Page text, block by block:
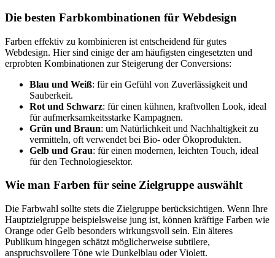
Die besten Farbkombinationen für Webdesign
Farben effektiv zu kombinieren ist entscheidend für gutes
Webdesign. Hier sind einige der am häufigsten eingesetzten und
erprobten Kombinationen zur Steigerung der Conversions:
Blau und Weiß: für ein Gefühl von Zuverlässigkeit und
Sauberkeit.
Rot und Schwarz: für einen kühnen, kraftvollen Look, ideal
für aufmerksamkeitsstarke Kampagnen.
Grün und Braun: um Natürlichkeit und Nachhaltigkeit zu
vermitteln, oft verwendet bei Bio- oder Ökoprodukten.
Gelb und Grau: für einen modernen, leichten Touch, ideal
für den Technologiesektor.
Wie man Farben für seine Zielgruppe auswählt
Die Farbwahl sollte stets die Zielgruppe berücksichtigen. Wenn Ihre
Hauptzielgruppe beispielsweise jung ist, können kräftige Farben wie
Orange oder Gelb besonders wirkungsvoll sein. Ein älteres
Publikum hingegen schätzt möglicherweise subtilere,
anspruchsvollere Töne wie Dunkelblau oder Violett.